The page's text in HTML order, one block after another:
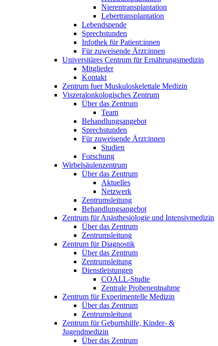
Nierentransplantation
Lebertransplantation
Lebendspende
Sprechstunden
Infothek für Patient:innen
Für zuweisende Ärzt:innen
Universitäres Centrum für Ernährungsmedizin
Mitglieder
Kontakt
Zentrum fuer Muskuloskelettale Medizin
Viszeral­onkologisches Zentrum
Über das Zentrum
Team
Behandlungsangebot
Sprechstunden
Für zuweisende Ärzt:innen
Studien
Forschung
Wirbelsäulenzentrum
Über das Zentrum
Aktuelles
Netzwerk
Zentrumsleitung
Behandlungsangebot
Zentrum für Anästhesiologie und Intensivmedizin
Über das Zentrum
Zentrumsleitung
Zentrum für Diagnostik
Über das Zentrum
Zentrumsleitung
Dienstleistungen
COALL-Studie
Zentrale Probenentnahme
Zentrum für Experimentelle Medizin
Über das Zentrum
Zentrumsleitung
Zentrum für Geburtshilfe, Kinder- &
Jugendmedizin
Über das Zentrum